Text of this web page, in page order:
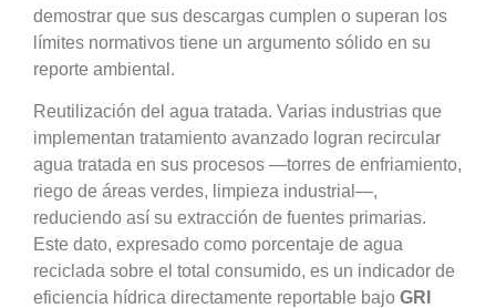
demostrar que sus descargas cumplen o superan los
límites normativos tiene un argumento sólido en su
reporte ambiental.
Reutilización del agua tratada. Varias industrias que
implementan tratamiento avanzado logran recircular
agua tratada en sus procesos —torres de enfriamiento,
riego de áreas verdes, limpieza industrial—,
reduciendo así su extracción de fuentes primarias.
Este dato, expresado como porcentaje de agua
reciclada sobre el total consumido, es un indicador de
eficiencia hídrica directamente reportable bajo GRI